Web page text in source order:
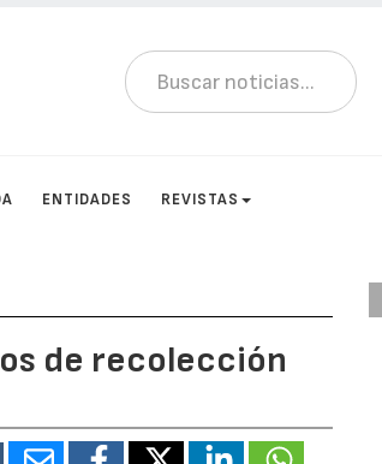
ENTIDADES REVISTAS
de recolección